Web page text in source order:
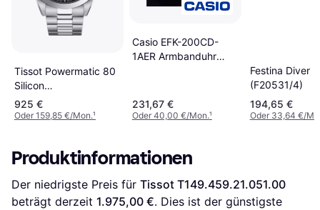
Tissot Powermatic 80
Silicon
(T127.407.11.051.00)
925 €
Oder 159,85 €/Mon.¹
Casio EFK-200CD-
1AER Armbanduhr
231,67 €
Oder 40,00 €/Mon.¹
Festina Diver
(F20531/4)
194,65 €
Oder 33,64 €/
Produktinformationen
Der niedrigste Preis für Tissot T149.459.21.051.00
beträgt derzeit 1.975,00 €. Dies ist der günstigste